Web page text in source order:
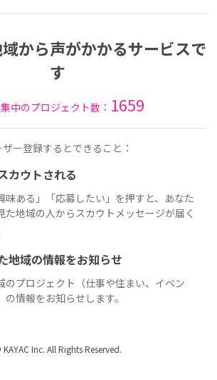
から声がかかるサービスで
す
中のプロジェクト数： 1659
ザー登録するとできること：
カウトされる
味ある」「応募したい」を押すと、あなた
た地域の人からスカウトメッセージが届く
地域の情報をお知らせ
のプロジェクト（仕事や住まい、イベン
の情報をお知らせします。
Inc. All Rights Reserved.